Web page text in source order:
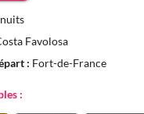
nuits
Favolosa
: Fort-de-France
: